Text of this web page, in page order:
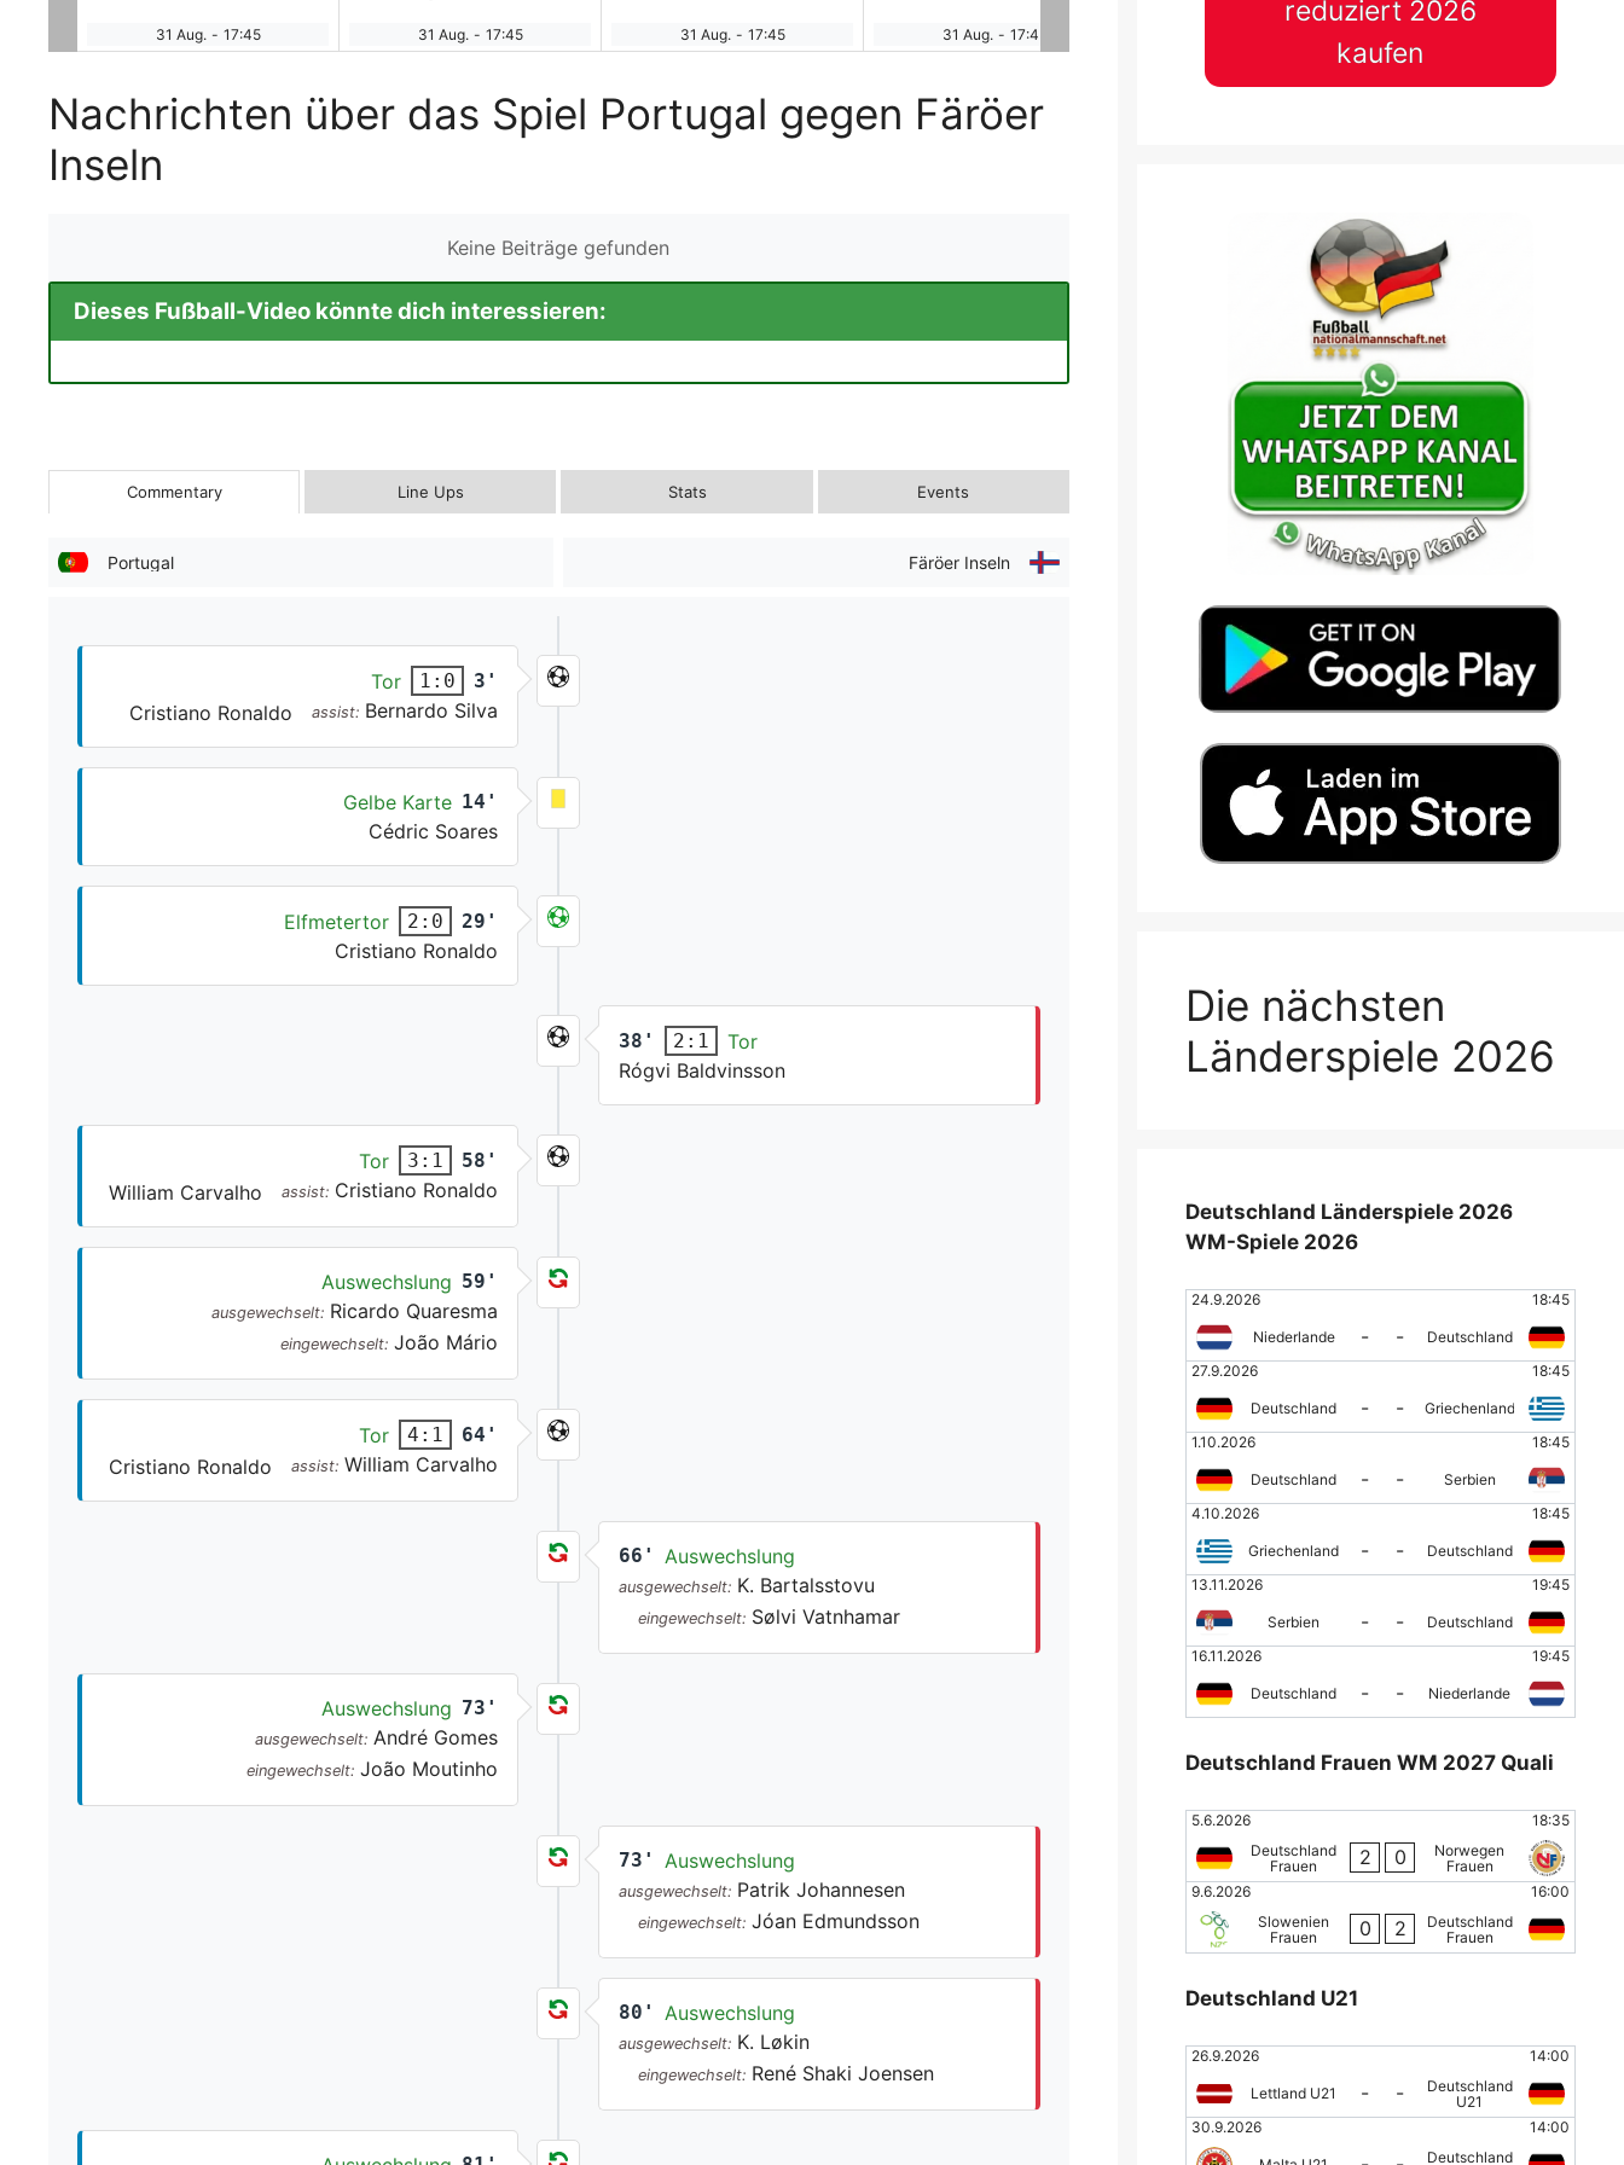
31 Aug. - 17:45 31 Aug. - 17:45 31 Aug. - 17:45 31 Aug. - 17:45
Nachrichten über das Spiel Portugal gegen Färöer
Inseln
Keine Beiträge gefunden
Dieses Fußball-Video könnte dich interessieren:
Commentary Line Ups Stats Events
Portugal Färöer Inseln
Tor 1:0 3'
Cristiano Ronaldo assist: Bernardo Silva
Gelbe Karte 14'
Cédric Soares
Elfmetertor 2:0 29'
Cristiano Ronaldo
38' 2:1
Tor
Rógvi Baldvinsson
Tor 3:1 58'
William Carvalho assist: Cristiano Ronaldo
Auswechslung 59'
ausgewechselt: Ricardo Quaresma
eingewechselt: João Mário
Tor 4:1 64'
Cristiano Ronaldo assist: William Carvalho
66' Auswechslung
ausgewechselt: K. Bartalsstovu
eingewechselt: Sølvi Vatnhamar
Auswechslung 73'
ausgewechselt: André Gomes
eingewechselt: João Moutinho
73' Auswechslung
ausgewechselt: Patrik Johannesen
eingewechselt: Jóan Edmundsson
80' Auswechslung
ausgewechselt: K. Løkin
eingewechselt: René Shaki Joensen
reduziert 2026
kaufen
Die nächsten
Länderspiele 2026
Deutschland Länderspiele 2026
WM-Spiele 2026
24.9.2026 18:45
Niederlande - -
Deutschland
27.9.2026
18:45
Deutschland - -
Griechenland
1.10.2026
18:45
Deutschland - -
Serbien
4.10.2026
18:45
Griechenland - -
Deutschland
13.11.2026
19:45
Serbien - -
Deutschland
16.11.2026
19:45
Deutschland - - Niederlande
Deutschland Frauen WM 2027 Quali
5.6.2026
18:35
Deutschland
Frauen
2 0
Norwegen
Frauen
9.6.2026
16:00
Slowenien
Frauen
0 2
Deutschland
Frauen
Deutschland U21
26.9.2026 14:00
Lettland U21 - -
Deutschland
U21
30.9.2026
14:00
Deutschland